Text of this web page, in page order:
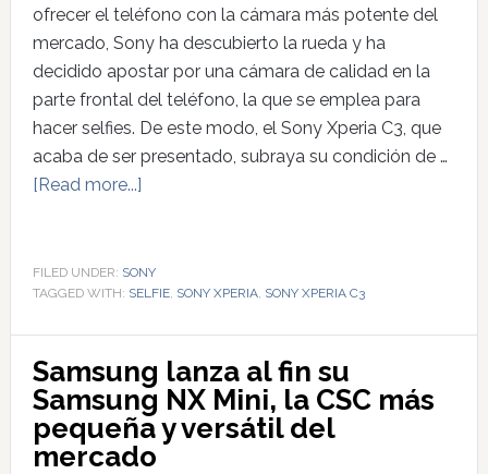
ofrecer el teléfono con la cámara más potente del
mercado, Sony ha descubierto la rueda y ha
decidido apostar por una cámara de calidad en la
parte frontal del teléfono, la que se emplea para
hacer selfies. De este modo, el Sony Xperia C3, que
acaba de ser presentado, subraya su condición de …
[Read more...]
FILED UNDER: SONY
TAGGED WITH: SELFIE, SONY XPERIA, SONY XPERIA C3
Samsung lanza al fin su
Samsung NX Mini, la CSC más
pequeña y versátil del
mercado